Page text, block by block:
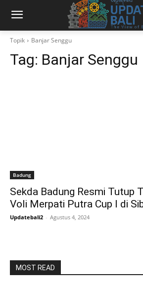
Topik Banjar Senggu
Tag: Banjar Senggu
Badung
Sekda Badung Resmi Tutup
Voli Merpati Putra Cup I di
Updatebali2 - Agustus 4, 2024
MOST READ